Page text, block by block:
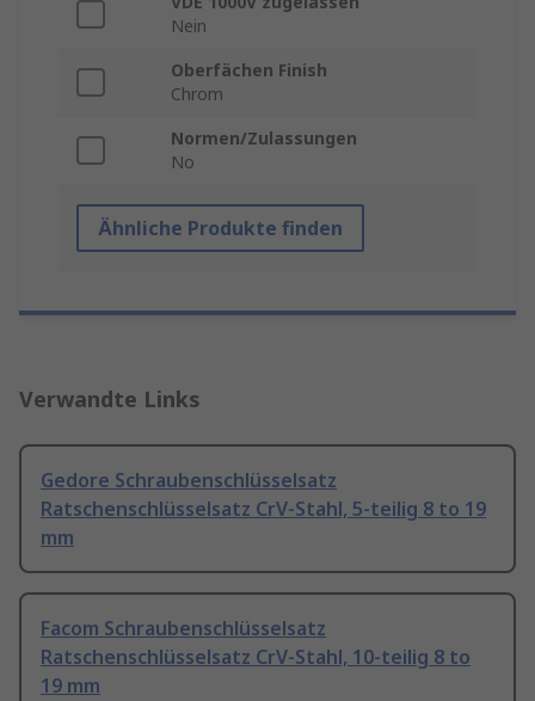
Nein
Oberfächen Finish
Chrom
Normen/Zulassungen
No
Ähnliche Produkte finden
Verwandte Links
Gedore Schraubenschlüsselsatz
Ratschenschlüsselsatz CrV-Stahl, 5-teilig 8 to 19
mm
Facom Schraubenschlüsselsatz
Ratschenschlüsselsatz CrV-Stahl, 10-teilig 8 to
19 mm